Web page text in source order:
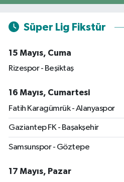
Süper Lig Fikstür
15 Mayıs, Cuma
Rizespor - Beşiktaş
16 Mayıs, Cumartesi
Fatih Karagümrük - Alanyaspor
Gaziantep FK - Başakşehir
Samsunspor - Göztepe
17 Mayıs, Pazar